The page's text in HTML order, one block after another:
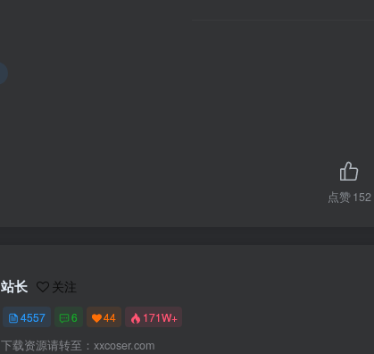
点赞152
站长 关注
4557 6 44 171W+
下载资源请转至：xxcoser.com